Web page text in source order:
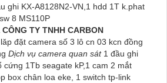
ghi KX-A8128N2-VN,1 hdd 1T k.phat
8 MS110P
TY TNHH CARBON
đặt camera số 3 lô cn 03 kcn đồng
Dịch vụ camera quan sát 1 đầu ghi
cứng 1Tb seagate kP,1 cam 2 mắt
box chân loa eke, 1 switch tp-link